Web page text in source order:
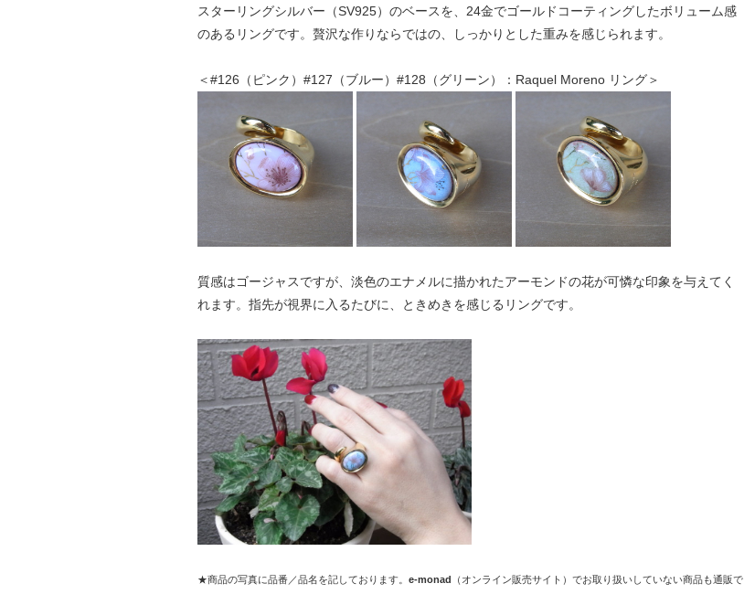
スターリングシルバー（SV925）のベースを、24金でゴールドコーティングしたボリューム感
のあるリングです。贅沢な作りならではの、しっかりとした重みを感じられます。
＜#126（ピンク）#127（ブルー）#128（グリーン）：Raquel Moreno リング＞
質感はゴージャスですが、淡色のエナメルに描かれたアーモンドの花が可憐な印象を与えてく
れます。指先が視界に入るたびに、ときめきを感じるリングです。
★商品の写真に品番／品名を記しております。 e-monad （オンライン販売サイト）でお取り扱いしていない商品も通販で